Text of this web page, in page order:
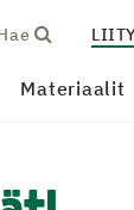
Materiaalit